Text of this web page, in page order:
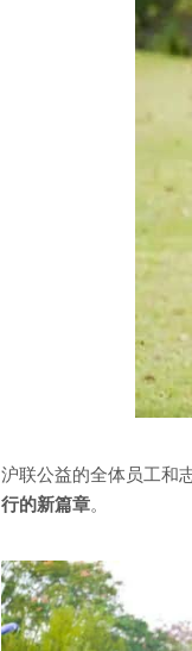
沪联公益的全体员工和
行的新篇章。